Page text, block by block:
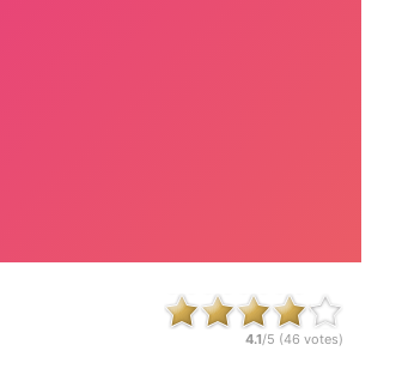
4.1/5 (46 votes)